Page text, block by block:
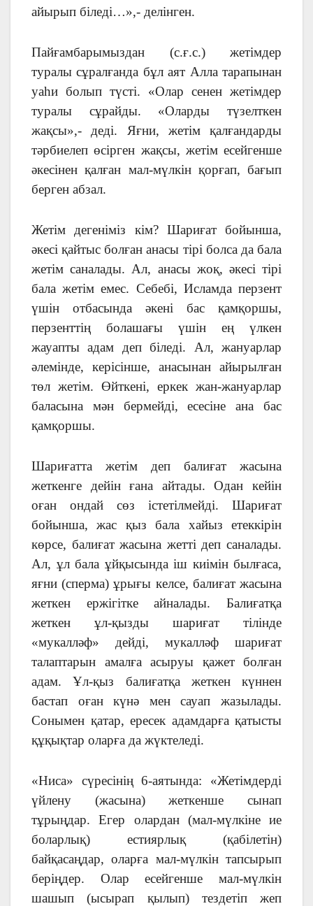
айырып біледі…»,- делінген.
Пайғамбарымыздан (с.ғ.с.) жетімдер
туралы сұралғанда бұл аят Алла тарапынан
уаһи болып түсті. «Олар сенен жетімдер
туралы сұрайды. «Оларды түзелткен
жақсы»,- деді. Яғни, жетім қалғандарды
тәрбиелеп өсірген жақсы, жетім есейгенше
әкесінен қалған мал-мүлкін қорғап, бағып
берген абзал.
Жетім дегеніміз кім? Шариғат бойынша,
әкесі қайтыс болған анасы тірі болса да бала
жетім саналады. Ал, анасы жоқ, әкесі тірі
бала жетім емес. Себебі, Исламда перзент
үшін отбасында әкені бас қамқоршы,
перзенттің болашағы үшін ең үлкен
жауапты адам деп біледі. Ал, жануарлар
әлемінде, керісінше, анасынан айырылған
төл жетім. Өйткені, еркек жан-жануарлар
баласына мән бермейді, есесіне ана бас
қамқоршы.
Шариғатта жетім деп балиғат жасына
жеткенге дейін ғана айтады. Одан кейін
оған ондай сөз істетілмейді. Шариғат
бойынша, жас қыз бала хайыз етеккірін
көрсе, балиғат жасына жетті деп саналады.
Ал, ұл бала ұйқысында іш киімін былғаса,
яғни (сперма) ұрығы келсе, балиғат жасына
жеткен ержігітке айналады. Балиғатқа
жеткен ұл-қызды шариғат тілінде
«мукалләф» дейді, мукалләф шариғат
талаптарын амалға асыруы қажет болған
адам. Ұл-қыз балиғатқа жеткен күннен
бастап оған күнә мен сауап жазылады.
Сонымен қатар, ересек адамдарға қатысты
құқықтар оларға да жүктеледі.
«Ниса» сүресінің 6-аятында: «Жетімдерді
үйлену (жасына) жеткенше сынап
тұрыңдар. Егер олардан (мал-мүлкіне ие
боларлық) естиярлық (қабілетін)
байқасаңдар, оларға мал-мүлкін тапсырып
беріңдер. Олар есейгенше мал-мүлкін
шашып (ысырап қылып) тездетіп жеп